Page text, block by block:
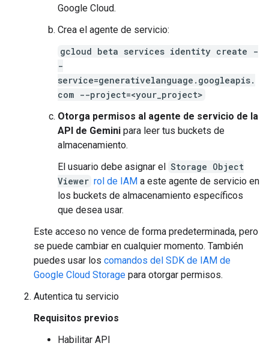
Google Cloud.
Crea el agente de servicio:
gcloud beta services identity create -
-
service=generativelanguage.googleapis.
com --project=<your_project>
Otorga permisos al agente de servicio de la
API de Gemini para leer tus buckets de
almacenamiento.
El usuario debe asignar el Storage Object
Viewer rol de IAM a este agente de servicio en
los buckets de almacenamiento específicos
que desea usar.
Este acceso no vence de forma predeterminada, pero
se puede cambiar en cualquier momento. También
puedes usar los comandos del SDK de IAM de
Google Cloud Storage para otorgar permisos.
Autentica tu servicio
Requisitos previos
Habilitar API